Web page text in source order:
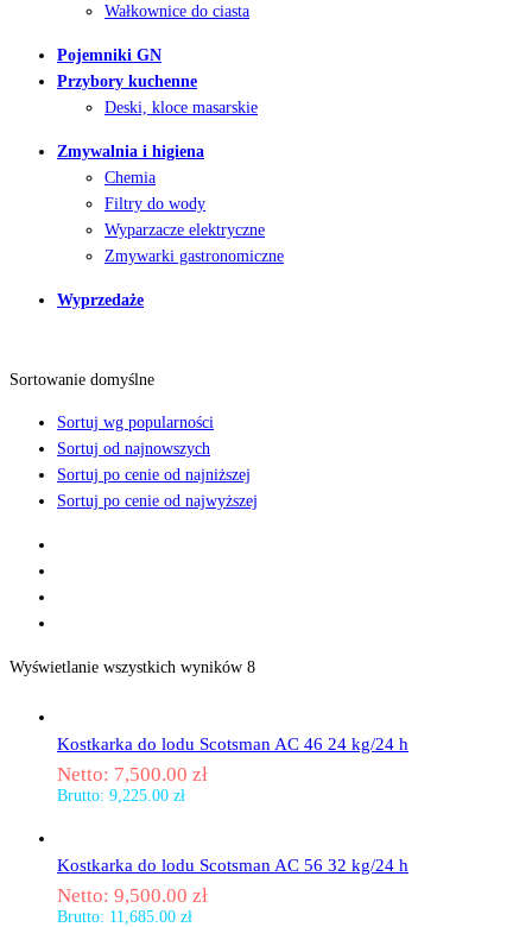
Wałkownice do ciasta
Pojemniki GN
Przybory kuchenne
Deski, kloce masarskie
Zmywalnia i higiena
Chemia
Filtry do wody
Wyparzacze elektryczne
Zmywarki gastronomiczne
Wyprzedaże
Sortowanie domyślne
Sortuj wg popularności
Sortuj od najnowszych
Sortuj po cenie od najniższej
Sortuj po cenie od najwyższej
Wyświetlanie wszystkich wyników 8
Kostkarka do lodu Scotsman AC 46 24 kg/24 h
Netto: 7,500.00 zł
Brutto: 9,225.00 zł
Kostkarka do lodu Scotsman AC 56 32 kg/24 h
Netto: 9,500.00 zł
Brutto: 11,685.00 zł